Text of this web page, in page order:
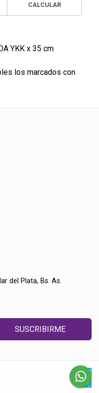
CALCULAR
YKK x 35 cm
los marcados con
del Plata, Bs. As.
SUSCRIBIRME